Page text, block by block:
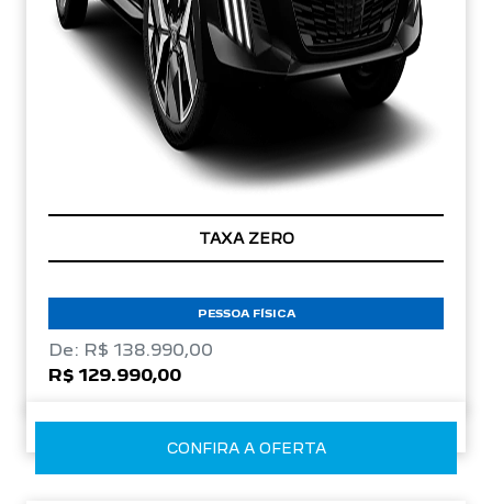
TAXA ZERO
PESSOA FÍSICA
De: R$ 138.990,00
R$ 129.990,00
CONFIRA A OFERTA